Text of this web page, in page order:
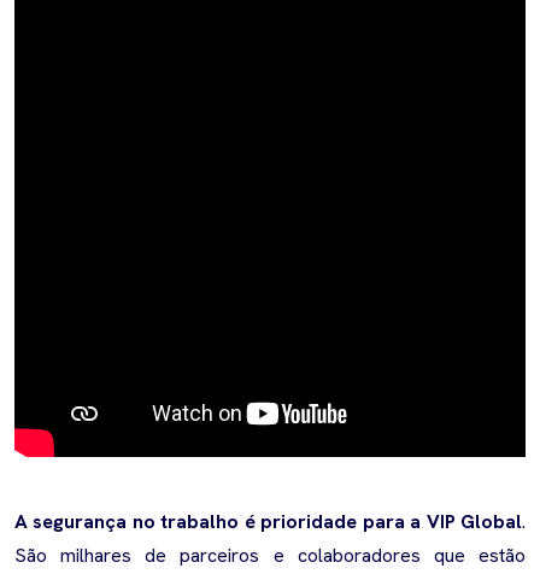
A segurança no trabalho é prioridade para a VIP Global.
São milhares de parceiros e colaboradores que estão